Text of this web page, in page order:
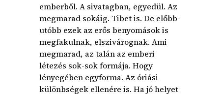
emberből. A sivatagban, egyedül. Az
megmarad sokáig. Tibet is. De előbb-
utóbb ezek az erős benyomások is
megfakulnak, elszivárognak. Ami
megmarad, az talán az emberi
létezés sok-sok formája. Hogy
lényegében egyforma. Az óriási
különbségek ellenére is. Ha jó helyet